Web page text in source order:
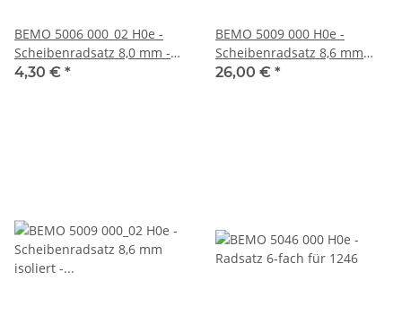
BEMO 5006 000_02 H0e -
Scheibenradsatz 8,0 mm -
VPE=2 Stück
4,30 € *
BEMO 5009 000 H0e -
Scheibenradsatz 8,6 mm
isoliert - VPE=10 Stück
26,00 € *